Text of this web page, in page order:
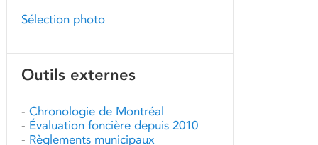
Sélection photo
Outils externes
- Chronologie de Montréal
- Évaluation foncière depuis 2010
- Règlements municipaux